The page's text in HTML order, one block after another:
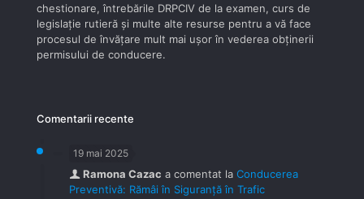
chestionare, întrebările DRPCIV de la examen, curs de
legislaţie rutieră şi multe alte resurse pentru a vă face
procesul de învăţare mult mai uşor în vederea obţinerii
permisului de conducere.
Comentarii recente
19 mai 2025
Ramona Cazac a comentat la Conducerea
Preventivă: Rămâi în Siguranță în Trafic